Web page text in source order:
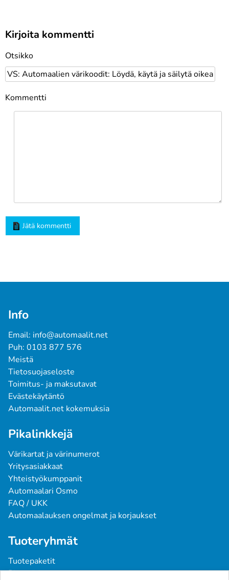
Kirjoita kommentti
Otsikko
Kommentti
Jätä kommentti
Info
Email: info@automaalit.net
Puh: 0103 877 576
Meistä
Tietosuojaseloste
Toimitus- ja maksutavat
Evästekäytäntö
Automaalit.net kokemuksia
Pikalinkkejä
Värikartat ja värinumerot
Yritysasiakkaat
Yhteistyökumppanit
Automaalari Osmo
FAQ / UKK
Automaalauksen ongelmat ja korjaukset
Tuoteryhmät
Tuotepaketit
Pintavärit